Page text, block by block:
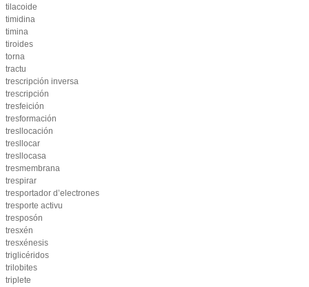
tilacoide
timidina
timina
tiroides
torna
tractu
trescripción inversa
trescripción
tresfeición
tresformación
tresllocación
tresllocar
tresllocasa
tresmembrana
trespirar
tresportador d’electrones
tresporte activu
tresposón
tresxén
tresxénesis
triglicéridos
trilobites
triplete